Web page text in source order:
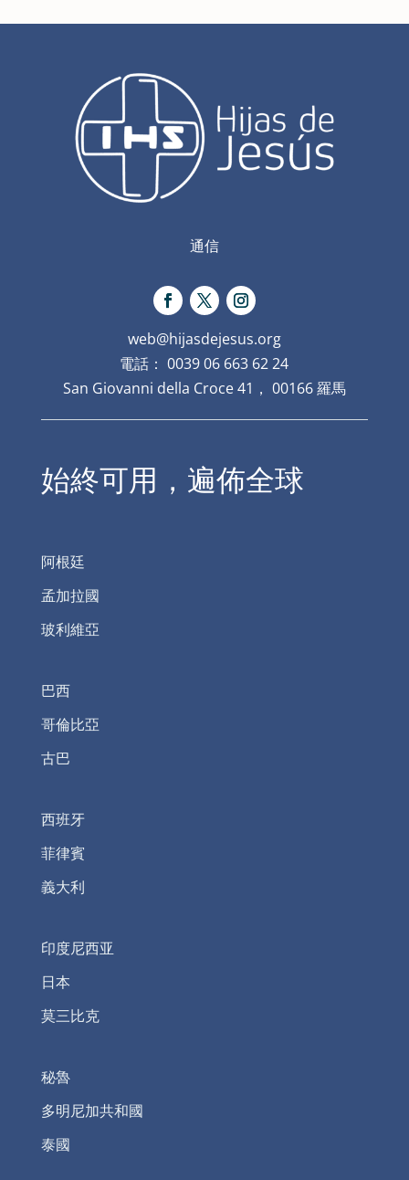
通信
web@hijasdejesus.org
電話： 0039 06 663 62 24
San Giovanni della Croce 41， 00166 羅馬
始終可用，遍佈全球
阿根廷
孟加拉國
玻利維亞
巴西
哥倫比亞
古巴
西班牙
菲律賓
義大利
印度尼西亚
日本
莫三比克
秘魯
多明尼加共和國
泰國